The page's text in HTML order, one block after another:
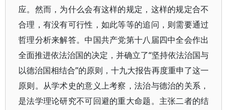
应。然而，为什么会有这样的规定，这样的规定合不
合理，有没有可行性，如此等等的追问，则需要通过
哲理分析来解答。中国共产党第十八届四中全会作出
全面推进依法治国的决定，并确立了“坚持依法治国与
以德治国相结合”的原则，十九大报告再度重申了这一
原则。从学术史的意义上考察，法治与德治的关系，
是法学理论研究不可回避的重大命题。主张二者的结